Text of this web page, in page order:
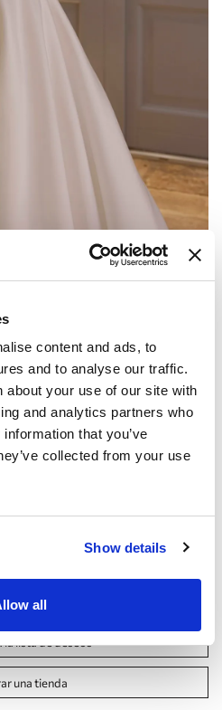
content and ads, to
and to analyse our traffic.
about your use of our site with
and analytics partners who
that you’ve
collected from your use
Show details
all
Tabla de tallas
cita
la lista de deseos
una tienda